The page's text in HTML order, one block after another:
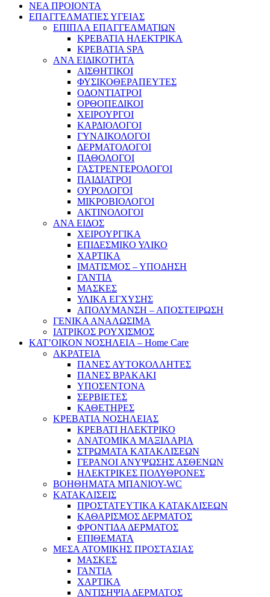
ΝΕΑ ΠΡΟΙΟΝΤΑ
ΕΠΑΓΓΕΛΜΑΤΙΕΣ ΥΓΕΙΑΣ
ΕΠΙΠΛΑ ΕΠΑΓΓΕΛΜΑΤΙΩΝ
ΚΡΕΒΑΤΙΑ ΗΛΕΚΤΡΙΚΑ
ΚΡΕΒΑΤΙΑ SPA
ΑΝΑ ΕΙΔΙΚΟΤΗΤΑ
ΑΙΣΘΗΤΙΚΟΙ
ΦΥΣΙΚΟΘΕΡΑΠΕΥΤΕΣ
ΟΔΟΝΤΙΑΤΡΟΙ
ΟΡΘΟΠΕΔΙΚΟΙ
ΧΕΙΡΟΥΡΓΟΙ
ΚΑΡΔΙΟΛΟΓΟΙ
ΓΥΝΑΙΚΟΛΟΓΟΙ
ΔΕΡΜΑΤΟΛΟΓΟΙ
ΠΑΘΟΛΟΓΟΙ
ΓΑΣΤΡΕΝΤΕΡΟΛΟΓΟΙ
ΠΑΙΔΙΑΤΡΟΙ
ΟΥΡΟΛΟΓΟΙ
ΜΙΚΡΟΒΙΟΛΟΓΟΙ
ΑΚΤΙΝΟΛΟΓΟΙ
ΑΝΑ ΕΙΔΟΣ
ΧΕΙΡΟΥΡΓΙΚΑ
ΕΠΙΔΕΣΜΙΚΟ ΥΛΙΚΟ
ΧΑΡΤΙΚΑ
ΙΜΑΤΙΣΜΟΣ – ΥΠΟΔΗΣΗ
ΓΑΝΤΙΑ
ΜΑΣΚΕΣ
ΥΛΙΚΑ ΕΓΧΥΣΗΣ
ΑΠΟΛΥΜΑΝΣΗ – ΑΠΟΣΤΕΙΡΩΣΗ
ΓΕΝΙΚΑ ΑΝΑΛΩΣΙΜΑ
ΙΑΤΡΙΚΟΣ ΡΟΥΧΙΣΜΟΣ
ΚΑΤ’ΟΙΚΟΝ ΝΟΣΗΛΕΙΑ – Home Care
ΑΚΡΑΤΕΙΑ
ΠΑΝΕΣ ΑΥΤΟΚΟΛΛΗΤΕΣ
ΠΑΝΕΣ ΒΡΑΚΑΚΙ
ΥΠΟΣΕΝΤΟΝΑ
ΣΕΡΒΙΕΤΕΣ
ΚΑΘΕΤΗΡΕΣ
ΚΡΕΒΑΤΙΑ ΝΟΣΗΛΕΙΑΣ
ΚΡΕΒΑΤΙ ΗΛΕΚΤΡΙΚΟ
ΑΝΑΤΟΜΙΚΑ ΜΑΞΙΛΑΡΙΑ
ΣΤΡΩΜΑΤΑ ΚΑΤΑΚΛΙΣΕΩΝ
ΓΕΡΑΝΟΙ ΑΝΥΨΩΣΗΣ ΑΣΘΕΝΩΝ
ΗΛΕΚΤΡΙΚΕΣ ΠΟΛΥΘΡΟΝΕΣ
ΒΟΗΘΗΜΑΤΑ ΜΠΑΝΙΟΥ-WC
ΚΑΤΑΚΛΙΣΕΙΣ
ΠΡΟΣΤΑΤΕΥΤΙΚΑ ΚΑΤΑΚΛΙΣΕΩΝ
ΚΑΘΑΡΙΣΜΟΣ ΔΕΡΜΑΤΟΣ
ΦΡΟΝΤΙΔΑ ΔΕΡΜΑΤΟΣ
ΕΠΙΘΕΜΑΤΑ
ΜΕΣΑ ΑΤΟΜΙΚΗΣ ΠΡΟΣΤΑΣΙΑΣ
ΜΑΣΚΕΣ
ΓΑΝΤΙΑ
ΧΑΡΤΙΚΑ
ΑΝΤΙΣΗΨΙΑ ΔΕΡΜΑΤΟΣ